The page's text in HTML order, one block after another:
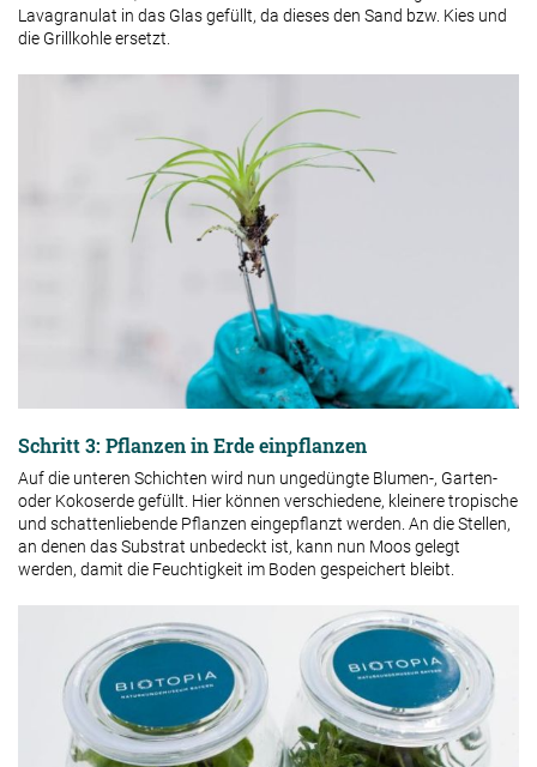
Lavagranulat in das Glas gefüllt, da dieses den Sand bzw. Kies und
die Grillkohle ersetzt.
Schritt 3: Pflanzen in Erde einpflanzen
Auf die unteren Schichten wird nun ungedüngte Blumen-, Garten-
oder Kokoserde gefüllt. Hier können verschiedene, kleinere tropische
und schattenliebende Pflanzen eingepflanzt werden. An die Stellen,
an denen das Substrat unbedeckt ist, kann nun Moos gelegt
werden, damit die Feuchtigkeit im Boden gespeichert bleibt.